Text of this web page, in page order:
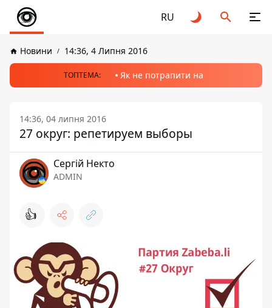
RU
Новини 14:36, 4 Липня 2016
ТОПТЕМА: Як не потрапити на
14:36, 04 липня 2016
27 округ: репетируем выборы
Сергій Некто
ADMIN
👍